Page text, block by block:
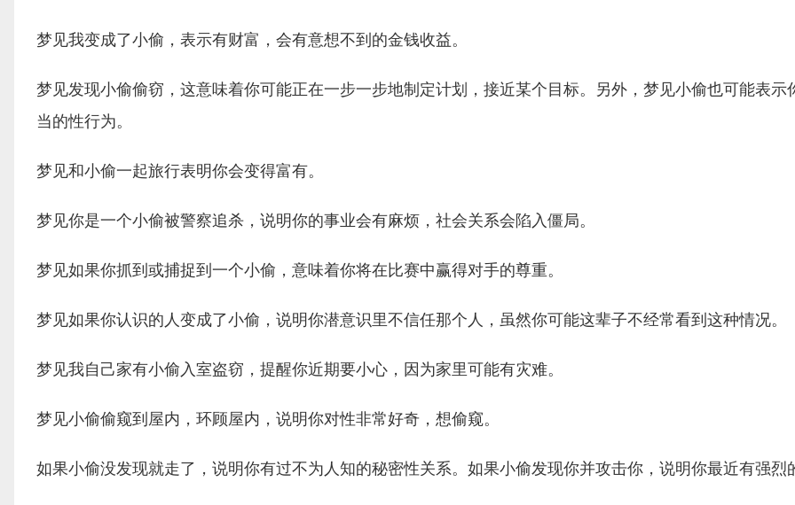
梦见我变成了小偷，表示有财富，会有意想不到的金钱收益。
梦见发现小偷偷窃，这意味着你可能正在一步一步地制定计划，接近某个目标。另外，梦见小偷也可能表示
当的性行为。
梦见和小偷一起旅行表明你会变得富有。
梦见你是一个小偷被警察追杀，说明你的事业会有麻烦，社会关系会陷入僵局。
梦见如果你抓到或捕捉到一个小偷，意味着你将在比赛中赢得对手的尊重。
梦见如果你认识的人变成了小偷，说明你潜意识里不信任那个人，虽然你可能这辈子不经常看到这种情况。
梦见我自己家有小偷入室盗窃，提醒你近期要小心，因为家里可能有灾难。
梦见小偷偷窥到屋内，环顾屋内，说明你对性非常好奇，想偷窥。
如果小偷没发现就走了，说明你有过不为人知的秘密性关系。如果小偷发现你并攻击你，说明你最近有强烈